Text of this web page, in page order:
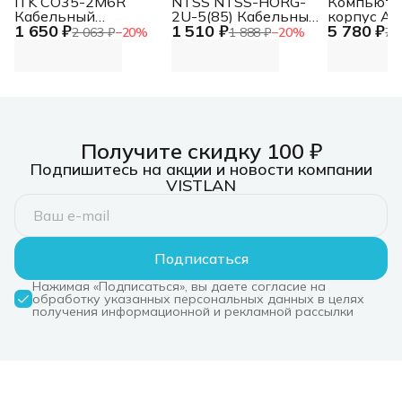
1 650 ₽2 063 ₽−20%
Кабельный
органайзер 2U 2
1 510 ₽1 888 ₽−20%
2U-5(85) Кабельный
органайзер
5 780 ₽7
корпус
черный
Получите скидку 100 ₽
Подпишитесь на акции и новости компании
VISTLAN
Подписаться
Нажимая «Подписаться», вы даете согласие на
обработку указанных персональных данных в целях
получения информационной и рекламной рассылки